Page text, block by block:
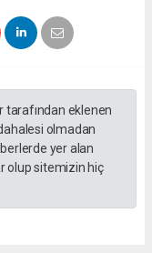
tarafından eklenen
olmadan
yer alan
olup sitemizin hiç